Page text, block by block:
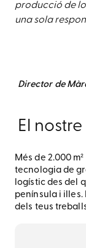
producció de
una sola
Director de
El
Més de 2.000
tecnologia de
logístic des del
península i illes.
dels teus